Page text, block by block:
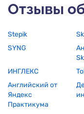
Отзывы
Stepik
SYNG
ИНГЛЕКС
Английский от
Яндекс
Практикума